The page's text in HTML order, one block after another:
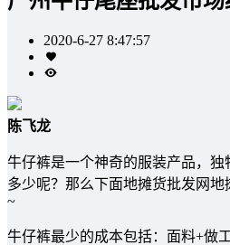
2020-6-27 8:47:57
陈飞龙
牛仔裤是一个神奇的服装产品，
多少呢？那么下面地摊货批发网
~
牛仔裤最少的成本包括：面料+做